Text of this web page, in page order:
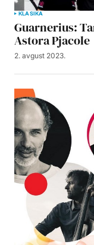
KLASIKA
Guarnerius:
Astora Pjacole
2. avgust 2023.